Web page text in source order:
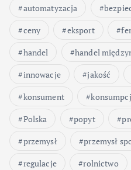
automatyzacja
ceny
eksport
handel
handel
innowacje
jakość
konsument
Polska
popyt
przemysł
przemysł
regulacje
rolnictwo